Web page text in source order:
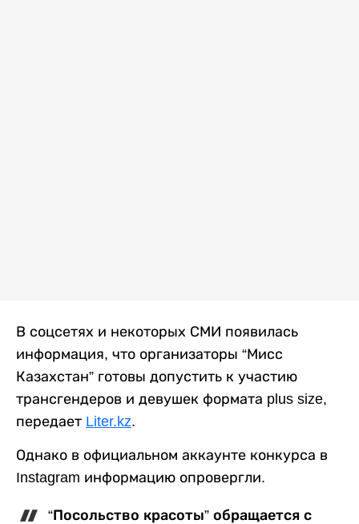
В соцсетях и некоторых СМИ появилась
информация, что организаторы “Мисс
Казахстан” готовы допустить к участию
трансгендеров и девушек формата plus size,
передает Liter.kz.
Однако в официальном аккаунте конкурса в
Instagram информацию опровергли.
“Посольство красоты” обращается с